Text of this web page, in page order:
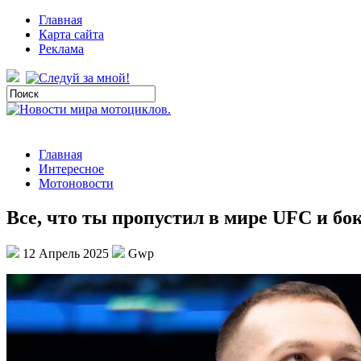
Главная
Карта сайта
Реклама
Главная
Интересное
Мотоновости
Все, что ты пропустил в мире UFC и
12 Апрель 2025 Gwp